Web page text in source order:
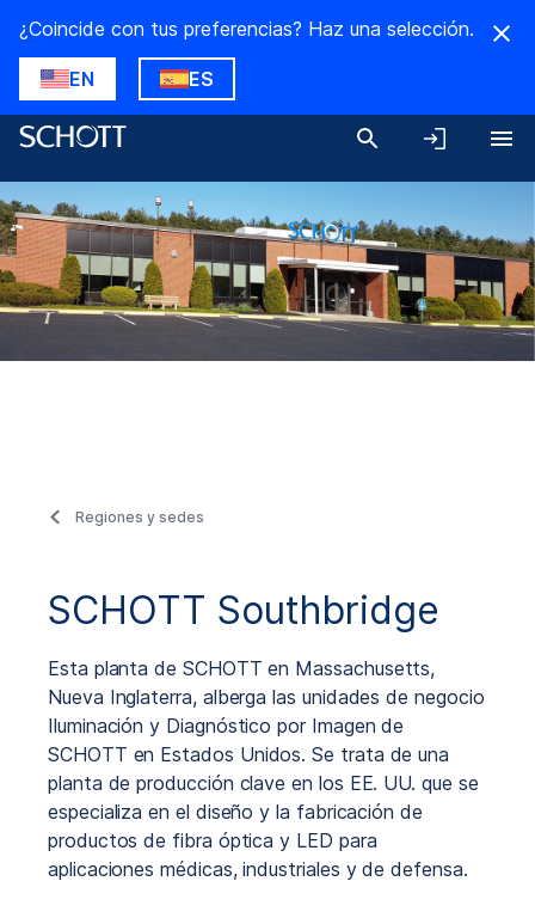
¿Coincide con tus preferencias? Haz una selección.
EN ES
Regiones y sedes
SCHOTT Southbridge
Esta planta de SCHOTT en Massachusetts,
Nueva Inglaterra, alberga las unidades de negocio
Iluminación y Diagnóstico por Imagen de
SCHOTT en Estados Unidos. Se trata de una
planta de producción clave en los EE. UU. que se
especializa en el diseño y la fabricación de
productos de fibra óptica y LED para
aplicaciones médicas, industriales y de defensa.